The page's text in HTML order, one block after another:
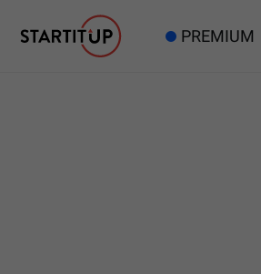
PREMIUM